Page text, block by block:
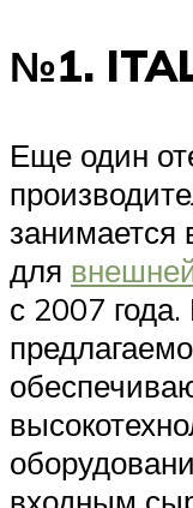
№1.
Еще один
занимается
для
с 2007 года.
входным